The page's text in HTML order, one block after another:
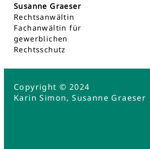
Susanne Graeser
Rechtsanwältin
Fachanwältin für
gewerblichen
Rechtsschutz
Copyright © 2024
Karin Simon, Susanne Graeser